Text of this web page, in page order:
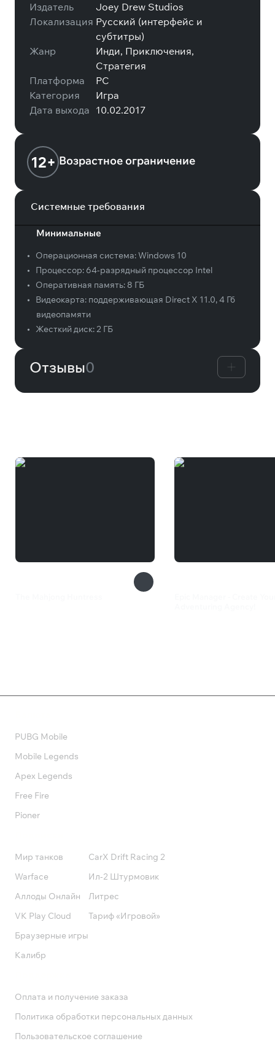
Издатель
Joey Drew Studios
Локализация Русский (интерфейс и
субтитры)
Жанр
Инди, Приключения,
Стратегия
Платформа
PC
Категория
Игра
Дата выхода 10.02.2017
12+ Возрастное ограничение
Системные требования
Минимальные
• Операционная система:Windows 10
•
Процессор: 64-разрядный процессор Intel
•
Оперативная память: 8 ГБ
•
Видеокарта: поддерживающая Direct X 11.0, 4 Гб
видеопамяти
•
Жесткий диск:2 ГБ
Отзывы0
PUBG Mobile
Mobile Legends
Apex Legends
Free Fire
Pioner
Мир танков
Warface
Аллоды Онлайн
VK Play Cloud
Браузерные игры
Калибр
CarX Drift Racing 2
Ил-2 Штурмовик
Литрес
Тариф «Игровой»
Оплата и получение заказа
Политика обработки персональных данных
Пользовательское соглашение